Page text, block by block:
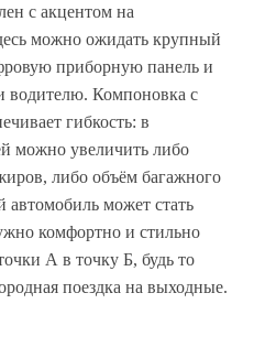
с акцентом на
можно ожидать крупный
приборную панель и
водителю. Компоновка с
гибкость: в
можно увеличить либо
либо объём багажного
автомобиль может стать
комфортно и стильно
А в точку Б, будь то
поездка на выходные.